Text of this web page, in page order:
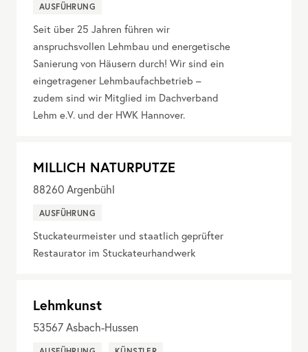
AUSFÜHRUNG
Seit über 25 Jahren führen wir
anspruchsvollen Lehmbau und energetische
Sanierung von Häusern durch! Wir sind ein
eingetragener Lehmbaufachbetrieb –
zudem sind wir Mitglied im Dachverband
Lehm e.V. und der HWK Hannover.
MILLICH NATURPUTZE
88260Argenbühl
AUSFÜHRUNG
Stuckateurmeister und staatlich geprüfter
Restaurator im Stuckateurhandwerk
Lehmkunst
53567Asbach-Hussen